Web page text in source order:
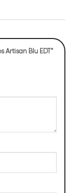
NHẬN
Artisan Blu EDT”